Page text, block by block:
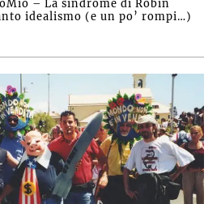
– La sindrome di Robin
idealismo (e un po’ rompi…)